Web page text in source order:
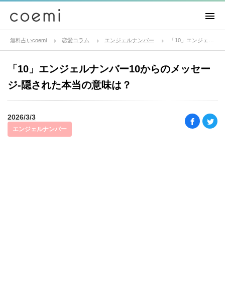
無料占いcoemi 恋愛コラム エンジェルナンバー
「10」エンジェルナンバー10からのメッセー
ジ-隠された本当の意味は？
2026/3/3
エンジェルナンバー